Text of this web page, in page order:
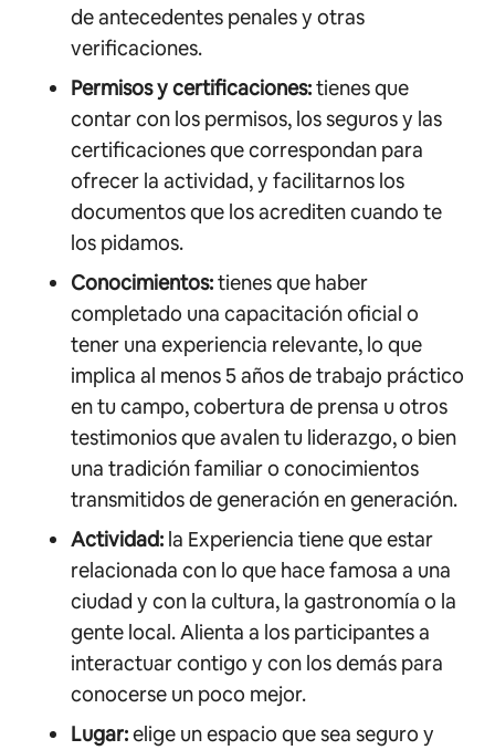
de antecedentes penales y otras
verificaciones.
Permisos y certificaciones:tienes que
contar con los permisos, los seguros y las
certificaciones que correspondan para
ofrecer la actividad, y facilitarnos los
documentos que los acrediten cuando te
los pidamos.
Conocimientos:tienes que haber
completado una capacitación oficial o
tener una experiencia relevante, lo que
implica al menos 5 años de trabajo práctico
en tu campo, cobertura de prensa u otros
testimonios que avalen tu liderazgo, o bien
una tradición familiar o conocimientos
transmitidos de generación en generación.
Actividad: la Experiencia tiene que estar
relacionada con lo que hace famosa a una
ciudad y con la cultura, la gastronomía o la
gente local. Alienta a los participantes a
interactuar contigo y con los demás para
conocerse un poco mejor.
Lugar:elige un espacio que sea seguro y